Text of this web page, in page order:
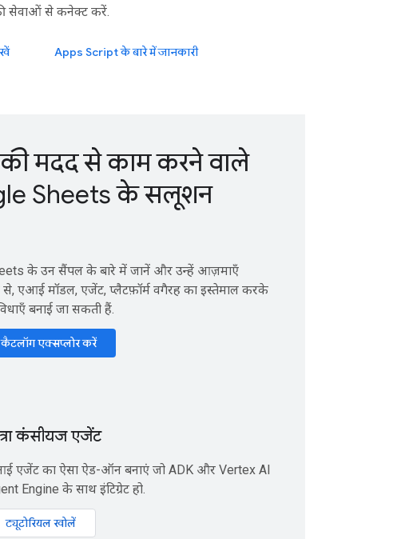
सेवाओं से कनेक्ट करें.
Apps Script के बारे में जानकारी
मदद से काम करने वाले
Sheets के सलूशन
के उन सैंपल के बारे में जानें और उन्हें आज़माएँ
एआई मॉडल, एजेंट, प्लैटफ़ॉर्म वगैरह का इस्तेमाल करके
बनाई जा सकती हैं.
एक्सप्लोर करें
कंसीयज एजेंट
एजेंट का ऐसा ऐड-ऑन बनाएं जो ADK और Vertex AI
Engine के साथ इंटिग्रेट हो.
ट्यूटोरियल खोलें